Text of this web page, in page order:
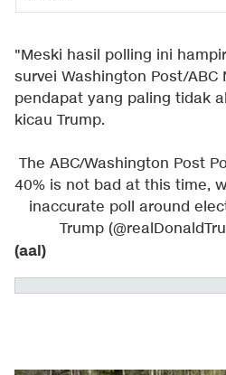
"Meski hasil polling ini
survei Washington Post/
pendapat yang paling tidak
kicau Trump.
The ABC/Washington Post
40% is not bad at this time,
inaccurate poll around
Trump
(aal)